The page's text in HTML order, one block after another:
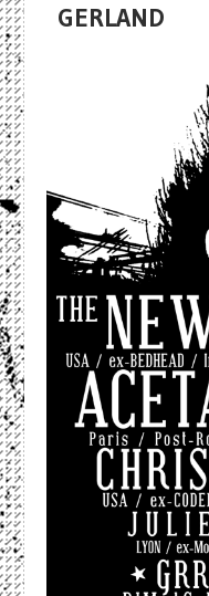
GERLAND